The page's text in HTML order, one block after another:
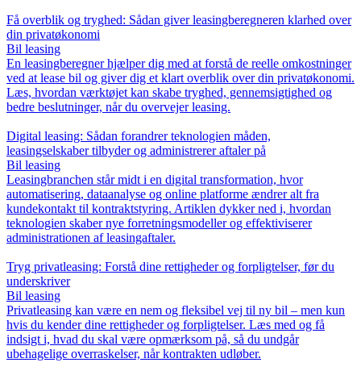
Få overblik og tryghed: Sådan giver leasingberegneren klarhed over
din privatøkonomi
Bil leasing
En leasingberegner hjælper dig med at forstå de reelle omkostninger
ved at lease bil og giver dig et klart overblik over din privatøkonomi.
Læs, hvordan værktøjet kan skabe tryghed, gennemsigtighed og
bedre beslutninger, når du overvejer leasing.
Digital leasing: Sådan forandrer teknologien måden,
leasingselskaber tilbyder og administrerer aftaler på
Bil leasing
Leasingbranchen står midt i en digital transformation, hvor
automatisering, dataanalyse og online platforme ændrer alt fra
kundekontakt til kontraktstyring. Artiklen dykker ned i, hvordan
teknologien skaber nye forretningsmodeller og effektiviserer
administrationen af leasingaftaler.
Tryg privatleasing: Forstå dine rettigheder og forpligtelser, før du
underskriver
Bil leasing
Privatleasing kan være en nem og fleksibel vej til ny bil – men kun
hvis du kender dine rettigheder og forpligtelser. Læs med og få
indsigt i, hvad du skal være opmærksom på, så du undgår
ubehagelige overraskelser, når kontrakten udløber.